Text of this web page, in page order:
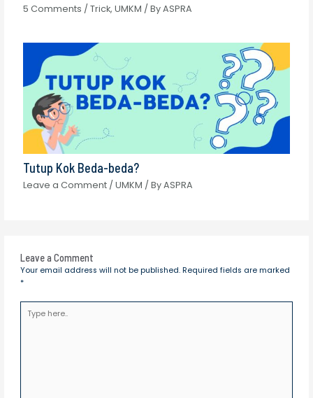
5 Comments /Trick,UMKM / ByASPRA
Tutup Kok Beda-beda?
Leave a Comment /UMKM / ByASPRA
Leave a Comment
Your email address will not be published. Required fields are marked
*
here..